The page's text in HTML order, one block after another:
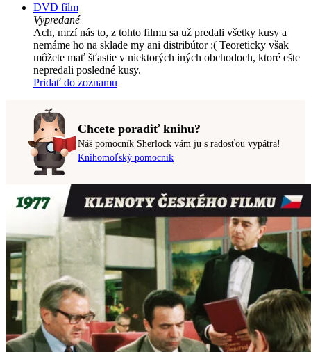
DVD film
Vypredané
Ach, mrzí nás to, z tohto filmu sa už predali všetky kusy a
nemáme ho na sklade my ani distribútor :( Teoreticky však
môžete mať šťastie v niektorých iných obchodoch, ktoré ešte
nepredali posledné kusy.
Pridať do zoznamu
Chcete poradiť knihu?
Náš pomocník Sherlock vám ju s radosťou vypátra!
Knihomoľský pomocník